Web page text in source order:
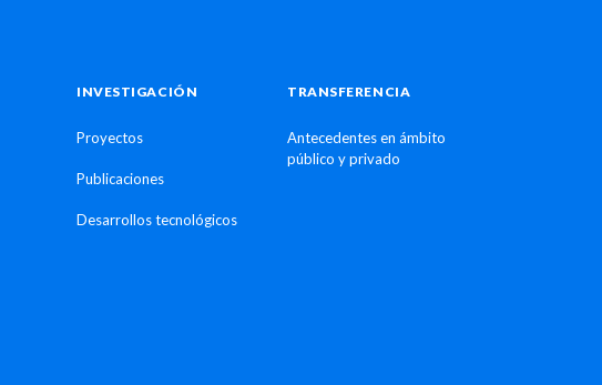
INVESTIGACIÓN
Proyectos
Publicaciones
Desarrollos tecnológicos
TRANSFERENCIA
Antecedentes en ámbito
público y privado